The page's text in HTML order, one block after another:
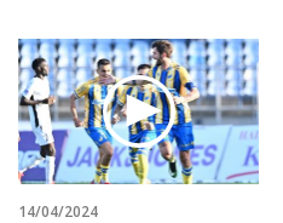
14/04/2024